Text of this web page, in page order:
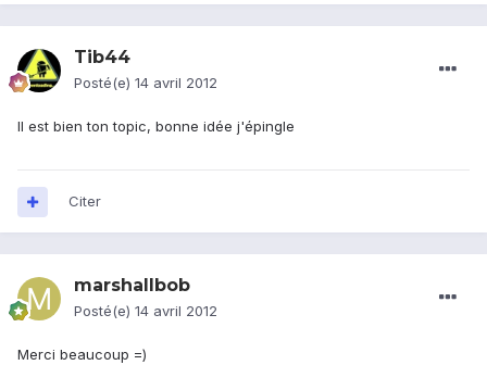
Tib44
Posté(e) 14 avril 2012
Il est bien ton topic, bonne idée j'épingle
Citer
marshallbob
Posté(e) 14 avril 2012
Merci beaucoup =)